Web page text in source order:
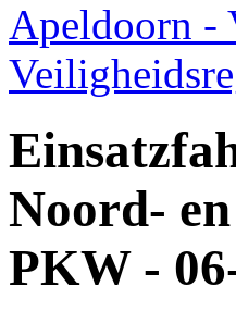
Apeldoorn -
Noord-
PKW -